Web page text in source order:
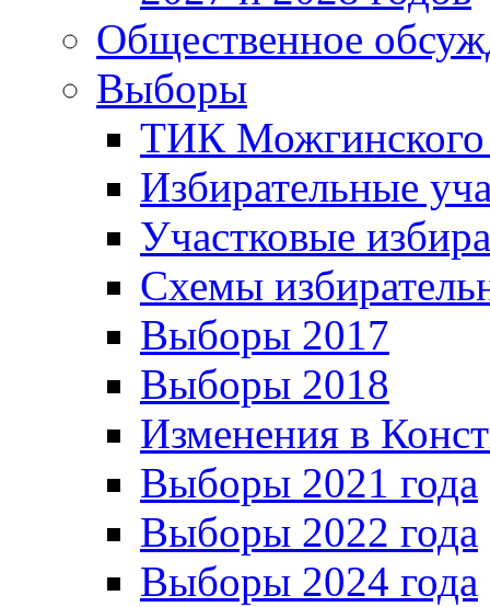
Общественное
Выборы
ТИК Можгинского
Избирательные
Участковые
Схемы
Выборы 2017
Выборы 2018
Изменения в
Выборы 2021 года
Выборы 2022 года
Выборы 2024 года